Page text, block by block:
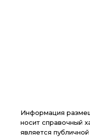
Информация
носит справочный
является